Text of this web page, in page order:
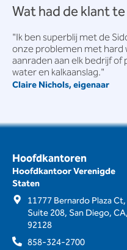
Wat had de klant
"Ik ben superblij met de
onze problemen met
aanraden aan elk bedrijf
water en kalkaanslag."
Claire Nichols, eigenaar
Hoofdkantoren
Hoofdkantoor Verenigde
Staten
11777 Bernardo Plaza Ct,
Suite 208, San Diego, CA,
92128
858-324-2700